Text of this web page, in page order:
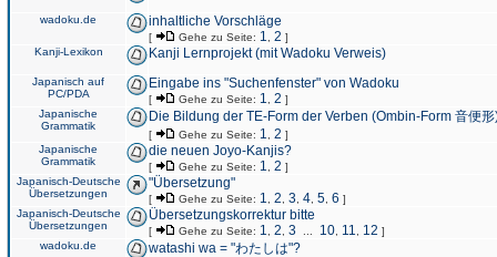
wadoku.de inhaltliche Vorschläge
[ Gehe zu Seite: 1 2 ]
Kanji-Lexikon
Kanji Lernprojekt (mit Wadoku Verweis)
Japanisch auf
PC/PDA
Eingabe ins "Suchenfenster" von Wadoku
[ Gehe zu Seite: 1 2 ]
Japanische
Grammatik
Die Bildung der TE-Form der Verben (Ombin-Form 音便形
[ Gehe zu Seite: 1 2 ]
Japanische
Grammatik
die neuen Joyo-Kanjis?
[ Gehe zu Seite: 1 2 ]
Japanisch-Deutsche
Übersetzungen
"Übersetzung"
[ Gehe zu Seite: 1 2 3 4 5 6 ]
Japanisch-Deutsche
Übersetzungen
Übersetzungskorrektur bitte
[ Gehe zu Seite: 1 2 3 10 11 12 ]
wadoku.de
watashi wa = "わたしは"?